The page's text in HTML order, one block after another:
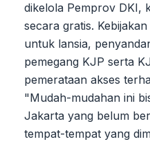
dikelola Pemprov DKI,
secara gratis.
untuk lansia,
pemegang KJP serta
pemerataan akses
"Mudah-mudahan ini
Jakarta yang belum
tempat-tempat yang